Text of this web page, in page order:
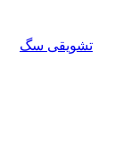
تشویقی سگ